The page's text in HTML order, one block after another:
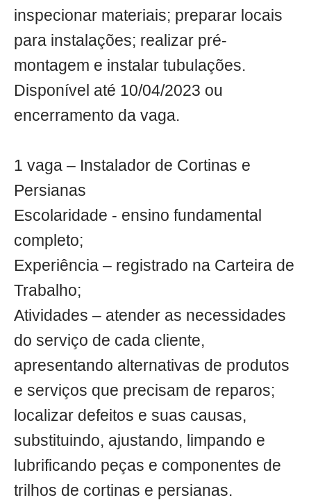
inspecionar materiais; preparar locais
para instalações; realizar pré-
montagem e instalar tubulações.
Disponível até 10/04/2023 ou
encerramento da vaga.
1 vaga – Instalador de Cortinas e
Persianas
Escolaridade - ensino fundamental
completo;
Experiência – registrado na Carteira de
Trabalho;
Atividades – atender as necessidades
do serviço de cada cliente,
apresentando alternativas de produtos
e serviços que precisam de reparos;
localizar defeitos e suas causas,
substituindo, ajustando, limpando e
lubrificando peças e componentes de
trilhos de cortinas e persianas.